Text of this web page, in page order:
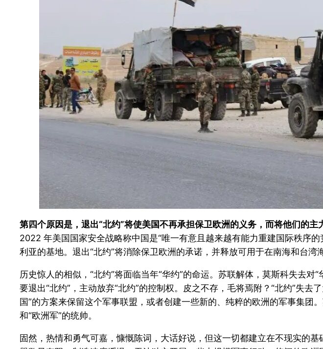
第四个原因是，退出“北约”将使美国不再承担保卫欧洲的义务，而将他们的主
2022 年美国国家安全战略称中国是“唯一有意且越来越有能力重建国际秩序
利亚的基地。退出“北约”将消除保卫欧洲的承诺，并释放可用于在南海和台湾
历史惊人的相似，“北约”将面临当年“华约”的命运。苏联解体，莫斯科失去
要退出“北约”，主动放弃“北约”的控制权。皮之不存，毛将焉附？“北约”失
国”的方案来保留这个军事联盟，或者创建一些新的、纯粹的欧洲的军事集
和“欧洲军”的统帅。
固然，热情和勇气可嘉，慷慨陈词，大话好说，但这一切都建立在不现实的基